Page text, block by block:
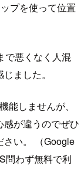
プを使って位置
で悪くなく人混
ました。
能しませんが、
が違うのでぜひ
さい。 （Google
問わず無料で利